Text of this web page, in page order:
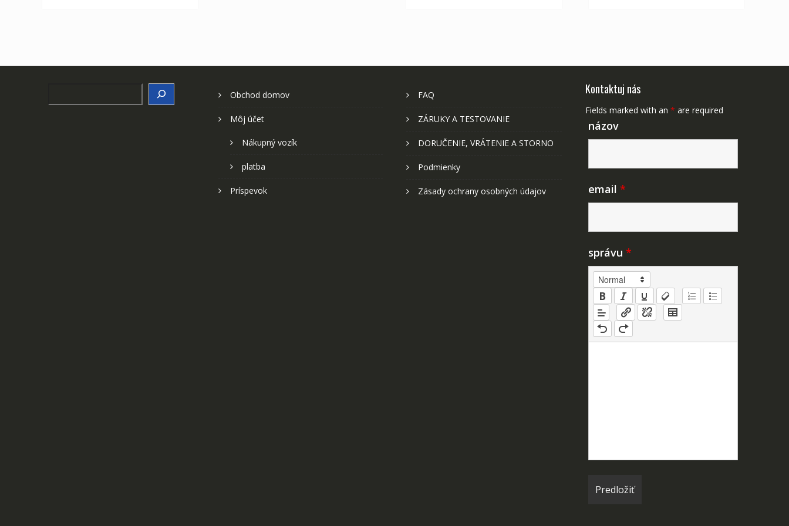
Obchod domov
Môj účet
Nákupný vozík
platba
Príspevok
FAQ
ZÁRUKY A TESTOVANIE
DORUČENIE, VRÁTENIE A STORNO
Podmienky
Zásady ochrany osobných údajov
Kontaktuj nás
Fields marked with an * are required
názov
email *
správu *